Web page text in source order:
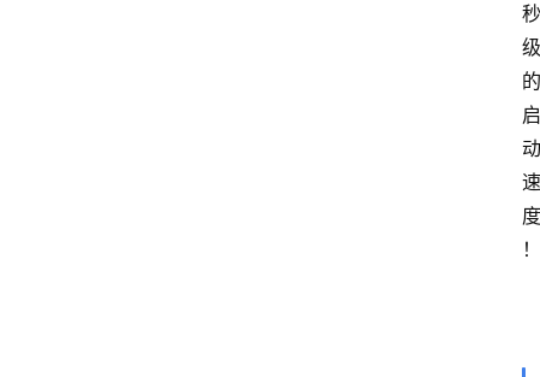
秒
级
的
启
动
速
度
！